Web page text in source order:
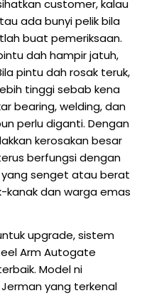
customer, kalau
ada bunyi pelik bila
buat pemeriksaan.
dah hampir jatuh,
pintu dah rosak teruk,
tinggi sebab kena
bearing, welding, dan
perlu diganti. Dengan
kerosakan besar
berfungsi dengan
senget atau berat
kanak dan warga emas
upgrade, sistem
Arm Autogate
Model ni
yang terkenal